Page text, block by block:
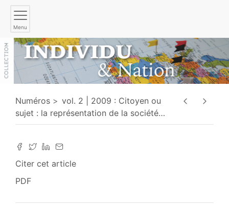
Menu
Numéros
vol. 2 | 2009 : Citoyen ou
sujet : la représentation de la société…
Citer cet article
PDF